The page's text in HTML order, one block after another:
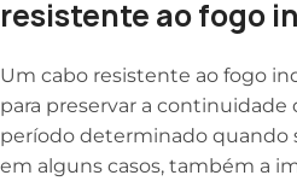
resistente ao fogo
Um cabo resistente ao fogo
para preservar a
período determinado quando
em alguns casos, também a